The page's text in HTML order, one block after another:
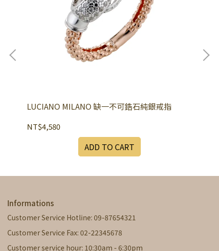
LUCIANO MILANO 缺一不可鋯石純銀戒指
NT$4,580
ADD TO CART
Informations
Customer Service Hotline: 09-87654321
Customer Service Fax: 02-22345678
Customer service hour: 10:30am - 6:30pm